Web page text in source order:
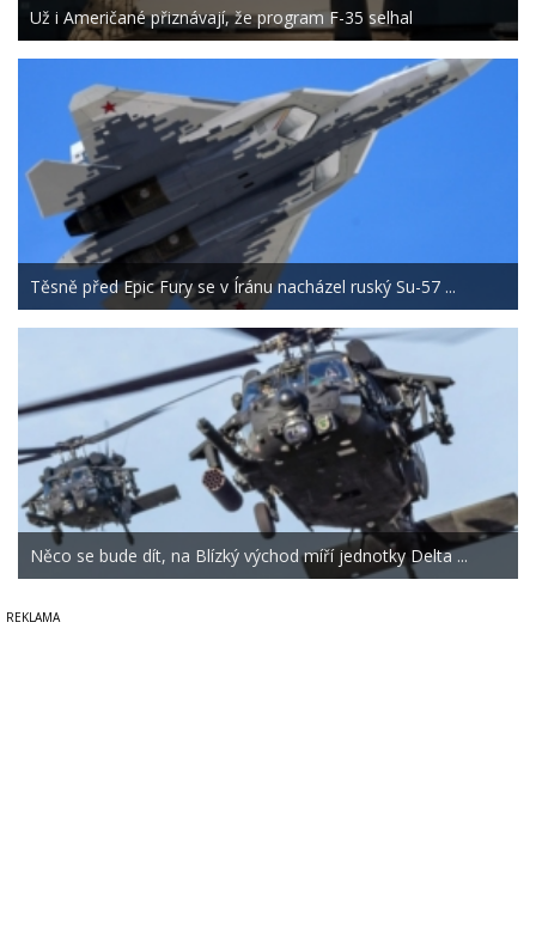
Už i Američané přiznávají, že program F-35 selhal
Těsně před Epic Fury se v Íránu nacházel ruský Su-57 ...
Něco se bude dít, na Blízký východ míří jednotky Delta ...